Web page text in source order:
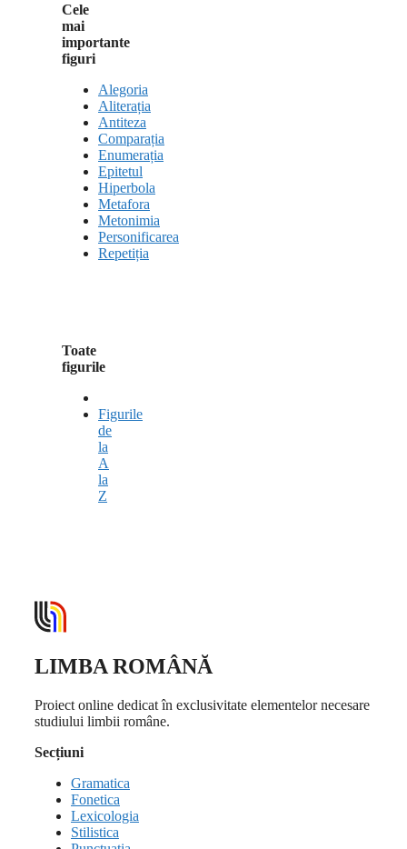
Cele
mai
importante
figuri
Alegoria
Aliterația
Antiteza
Comparația
Enumerația
Epitetul
Hiperbola
Metafora
Metonimia
Personificarea
Repetiția
Toate
figurile
Figurile
de
la
A
la
Z
LIMBA ROMÂNĂ
Proiect online dedicat în exclusivitate elementelor necesare
studiului limbii române.
Secțiuni
Gramatica
Fonetica
Lexicologia
Stilistica